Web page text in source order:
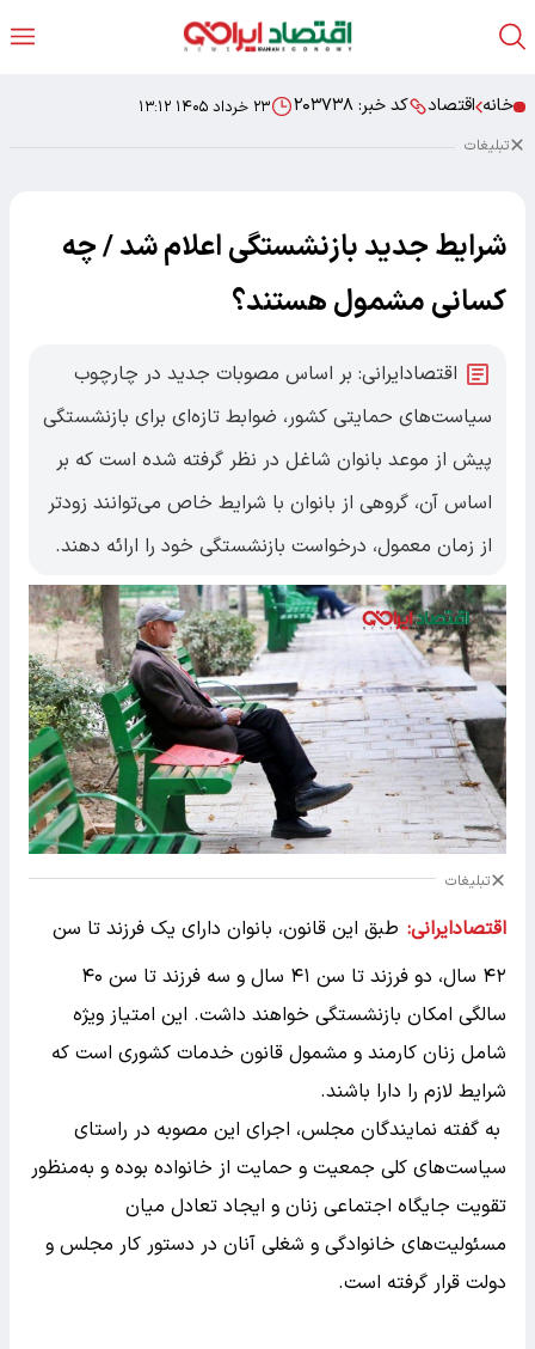
خانه اقتصاد کد خبر: ۲۰۳۷۳۸ ۲۳ خرداد ۱۴۰۵ ۱۳:۱۲
تبلیغات
شرایط جدید بازنشستگی اعلام شد / چه
کسانی مشمول هستند؟
اقتصادایرانی: بر اساس مصوبات جدید در چارچوب
سیاست‌های حمایتی کشور، ضوابط تازه‌ای برای بازنشستگی
پیش از موعد بانوان شاغل در نظر گرفته شده است که بر
اساس آن، گروهی از بانوان با شرایط خاص می‌توانند زودتر
از زمان معمول، درخواست بازنشستگی خود را ارائه دهند.
تبلیغات
اقتصادایرانی: طبق این قانون، بانوان دارای یک فرزند تا سن
۴۲ سال، دو فرزند تا سن ۴۱ سال و سه فرزند تا سن ۴۰
سالگی امکان بازنشستگی خواهند داشت. این امتیاز ویژه
شامل زنان کارمند و مشمول قانون خدمات کشوری است که
شرایط لازم را دارا باشند.
به گفته نمایندگان مجلس، اجرای این مصوبه در راستای
سیاست‌های کلی جمعیت و حمایت از خانواده بوده و به‌منظور
تقویت جایگاه اجتماعی زنان و ایجاد تعادل میان
مسئولیت‌های خانوادگی و شغلی آنان در دستور کار مجلس و
دولت قرار گرفته است.